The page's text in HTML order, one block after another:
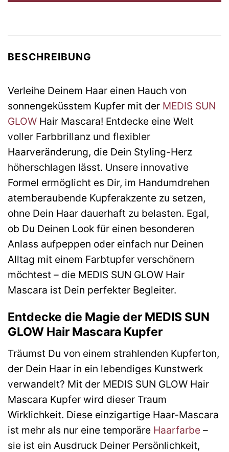
BESCHREIBUNG
Verleihe Deinem Haar einen Hauch von
sonnengeküsstem Kupfer mit der MEDIS SUN
GLOW Hair Mascara! Entdecke eine Welt
voller Farbbrillanz und flexibler
Haarveränderung, die Dein Styling-Herz
höherschlagen lässt. Unsere innovative
Formel ermöglicht es Dir, im Handumdrehen
atemberaubende Kupferakzente zu setzen,
ohne Dein Haar dauerhaft zu belasten. Egal,
ob Du Deinen Look für einen besonderen
Anlass aufpeppen oder einfach nur Deinen
Alltag mit einem Farbtupfer verschönern
möchtest – die MEDIS SUN GLOW Hair
Mascara ist Dein perfekter Begleiter.
Entdecke die Magie der MEDIS SUN
GLOW Hair Mascara Kupfer
Träumst Du von einem strahlenden Kupferton,
der Dein Haar in ein lebendiges Kunstwerk
verwandelt? Mit der MEDIS SUN GLOW Hair
Mascara Kupfer wird dieser Traum
Wirklichkeit. Diese einzigartige Haar-Mascara
ist mehr als nur eine temporäre Haarfarbe –
sie ist ein Ausdruck Deiner Persönlichkeit,